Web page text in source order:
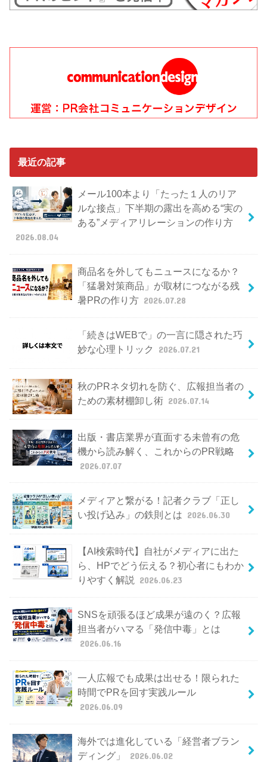
最近の記事
メール100本より「たった１人のリア
ルな接点」下半期の露出を高める“実の
ある”メディアリレーションの作り方
2026.08.04
商品名を外してもニュースになるか？
「猛暑対策商品」が取材につながる残
暑PRの作り方 2026.07.28
「続きはWEBで」の一言に隠された巧
妙な心理トリック
2026.07.21
秋のPRネタ切れを防ぐ、広報担当者の
ための素材棚卸し術 2026.07.14
出版・書店業界が直面する未曾有の危
機から読み解く、これからのPR戦略
2026.07.07
メディアと繋がる！記者クラブ「正し
い投げ込み」の鉄則とは 2026.06.30
【AI検索時代】自社がメディアに出た
ら、HPでどう伝える？初心者にもわか
りやすく解説
2026.06.23
SNSを頑張るほど成果が遠のく？広報
担当者がハマる「発信中毒」とは
2026.06.16
一人広報でも成果は出せる！限られた
時間でPRを回す実践ルール
2026.06.09
海外では進化している「経営者ブラン
ディング」
2026.06.02